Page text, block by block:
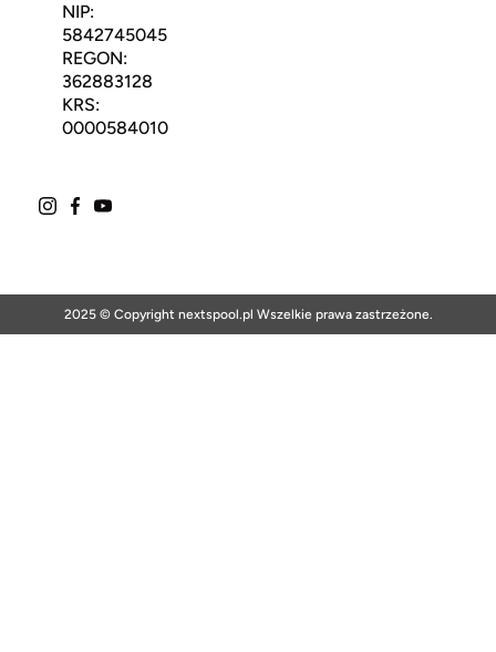
NIP:
5842745045
REGON:
362883128
KRS:
0000584010